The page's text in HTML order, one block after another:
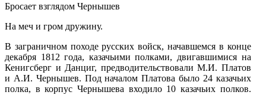
Бросает взглядом Чернышев
На меч и гром дружину.
В заграничном походе русских войск, начавшемся в конце
декабря 1812 года, казачьими полками, двигавшимися на
Кенигсберг и Данциг, предводительствовали М.И. Платов
и А.И. Чернышев. Под началом Платова было 24 казачьих
полка, в корпус Чернышева входило 10 казачьих полков.